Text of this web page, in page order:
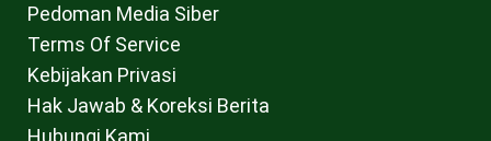
Pedoman Media Siber
Terms Of Service
Kebijakan Privasi
Hak Jawab & Koreksi Berita
Hubungi Kami